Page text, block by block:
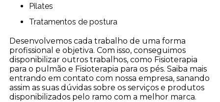
Pilates
Tratamentos de postura
Desenvolvemos cada trabalho de uma forma
profissional e objetiva. Com isso, conseguimos
disponibilizar outros trabalhos, como Fisioterapia
para o pulmão e Fisioterapia para os pés. Saiba mais
entrando em contato com nossa empresa, sanando
assim as suas dúvidas sobre os serviços e produtos
disponibilizados pelo ramo com a melhor marca.